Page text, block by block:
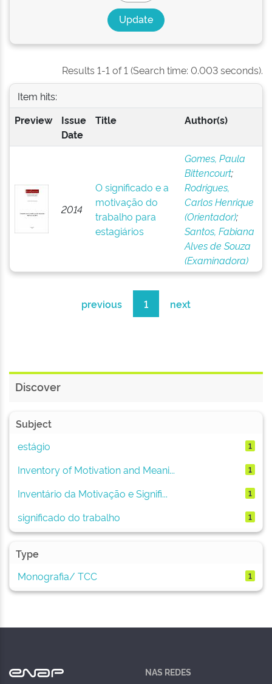
Results 1-1 of 1 (Search time: 0.003 seconds).
Item hits:
Preview
Issue
Date
Title Author(s)
2014
O significado e a
motivação do
trabalho para
estagiários
Gomes, Paula
Bittencourt;
Rodrigues,
Carlos Henrique
(Orientador);
Santos, Fabiana
Alves de Souza
(Examinadora)
previous 1 next
Discover
Subject
estágio
1
Inventory of Motivation and Meani... 1
Inventário da Motivação e Signifi... 1
significado do trabalho 1
Type
Monografia/ TCC
1
NAS REDES